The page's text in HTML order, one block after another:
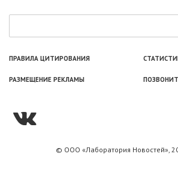
ПРАВИЛА ЦИТИРОВАНИЯ
РАЗМЕЩЕНИЕ РЕКЛАМЫ
© ООО «Лаборатория Новоcтей»,